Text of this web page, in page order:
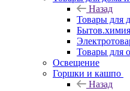
Назад
Товары для
Товары для
Освещение
Горшки и кашпо
Назад